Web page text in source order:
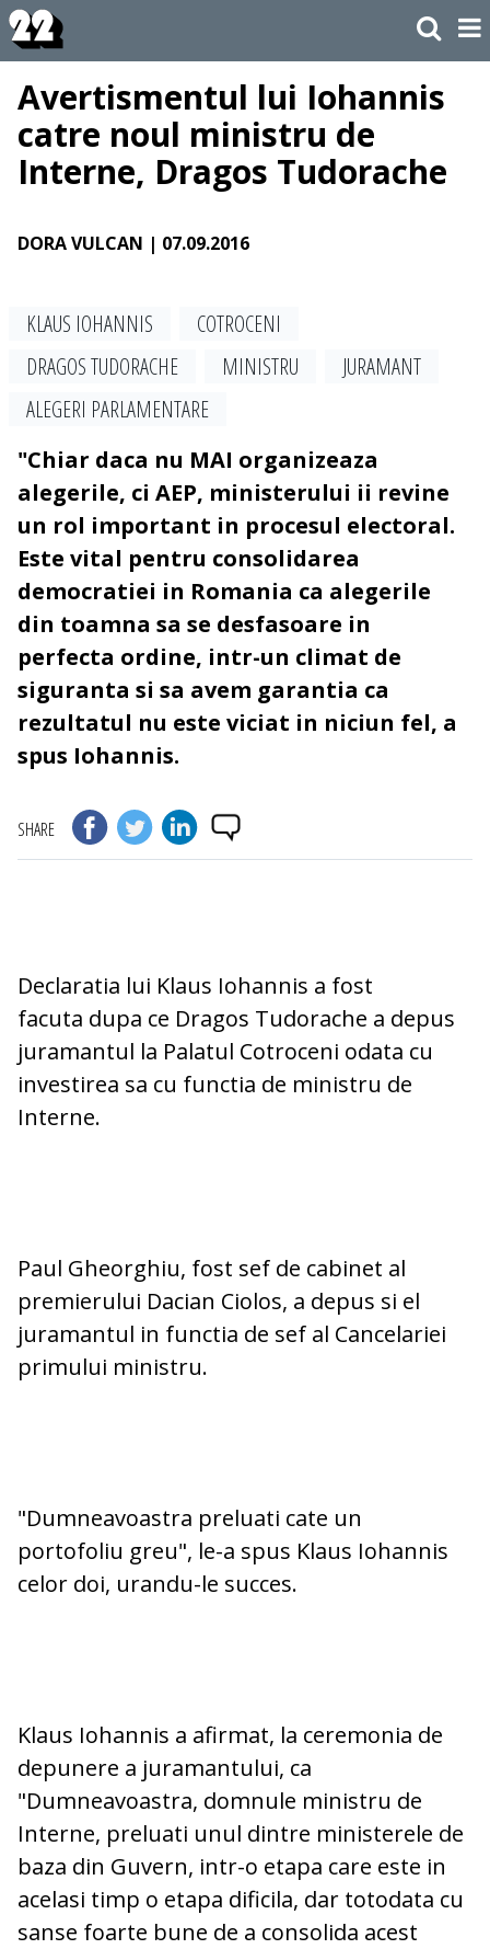
Avertismentul lui Iohannis
catre noul ministru de
Interne, Dragos Tudorache
DORA VULCAN | 07.09.2016
KLAUS IOHANNIS
COTROCENI
DRAGOS TUDORACHE
MINISTRU
JURAMANT
ALEGERI PARLAMENTARE
"Chiar daca nu MAI organizeaza
alegerile, ci AEP, ministerului ii revine
un rol important in procesul electoral.
Este vital pentru consolidarea
democratiei in Romania ca alegerile
din toamna sa se desfasoare in
perfecta ordine, intr-un climat de
siguranta si sa avem garantia ca
rezultatul nu este viciat in niciun fel, a
spus Iohannis.
SHARE
Declaratia lui Klaus Iohannis a fost
facuta dupa ce Dragos Tudorache a depus
juramantul la Palatul Cotroceni odata cu
investirea sa cu functia de ministru de
Interne.
Paul Gheorghiu, fost sef de cabinet al
premierului Dacian Ciolos, a depus si el
juramantul in functia de sef al Cancelariei
primului ministru.
"Dumneavoastra preluati cate un
portofoliu greu", le-a spus Klaus Iohannis
celor doi, urandu-le succes.
Klaus Iohannis a afirmat, la ceremonia de
depunere a juramantului, ca
"Dumneavoastra, domnule ministru de
Interne, preluati unul dintre ministerele de
baza din Guvern, intr-o etapa care este in
acelasi timp o etapa dificila, dar totodata cu
sanse foarte bune de a consolida acest